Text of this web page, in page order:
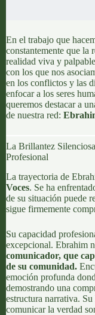
En el trabajo que
constantemente que la
realidad viva y
con los que nos
en los conflictos y las
enfocar a los seres
queremos destacar a
de nuestra red:
La Brillantez
Profesional
La trayectoria de
Voces. Se ha
de su situación puede
sigue firmemente
Su capacidad
excepcional. Ebrahim
comunicador, que
de su comunidad.
emoción profunda
demostrando una
estructura narrativa.
comunicar la verdad